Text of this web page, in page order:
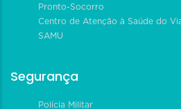
Pronto-Socorro
Centro de Atenção à Saúde do
SAMU
Segurança
Polícia Militar